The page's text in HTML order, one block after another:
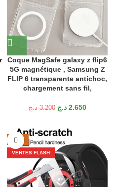
Coque MagSafe galaxy z flip6
5G magnétique , Samsung Z
FLIP 6 transparente antichoc,
chargement sans fil,
3.200 د.ج 2.650 د.ج
-50%
VENTES FLASH